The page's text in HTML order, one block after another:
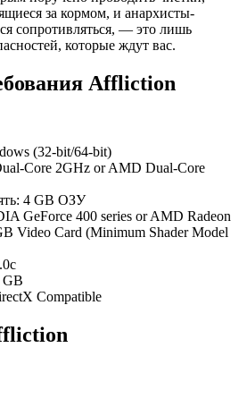
за кормом, и анархисты-
сопротивляться, — это лишь
которые ждут вас.
Affliction
(32-bit/64-bit)
Core 2GHz or AMD Dual-Core
4 GB ОЗУ
GeForce 400 series or AMD Radeon
Video Card (Minimum Shader Model
GB
Compatible